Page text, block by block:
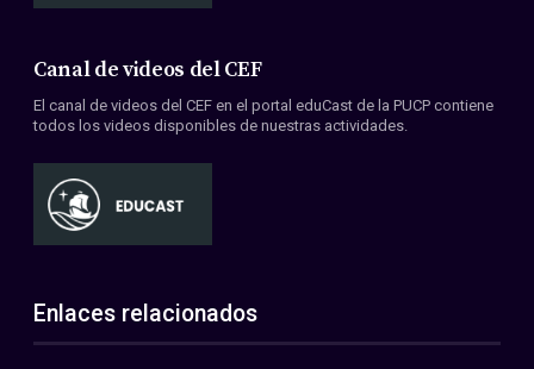
Canal de videos del CEF
El canal de videos del CEF en el portal eduCast de la PUCP contiene
todos los videos disponibles de nuestras actividades.
Enlaces relacionados